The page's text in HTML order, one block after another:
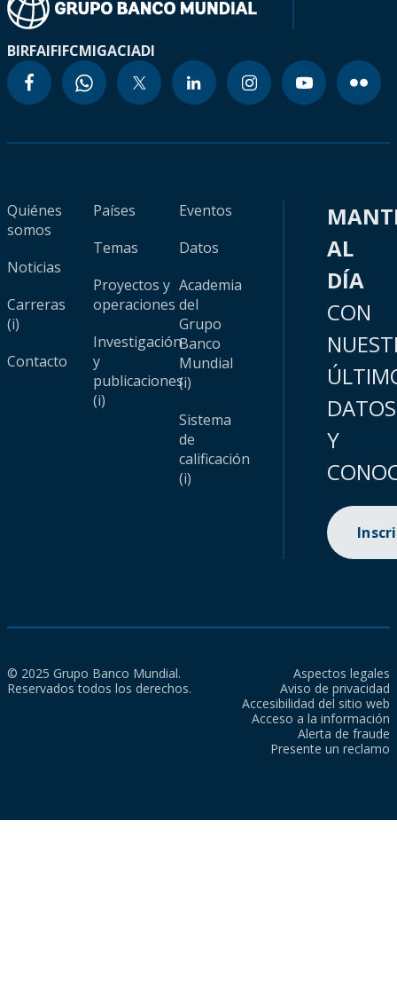
BIRFAIFIFCMIGACIADI
Quiénes
somos
Noticias
Carreras
(i)
Contacto
Países
Temas
Proyectos y
operaciones
Investigación
y
publicaciones
(i)
Eventos
Datos
Academia
del
Grupo
Banco
Mundial
(i)
Sistema
de
calificación
(i)
AL
DÍA
CON
DATOS
Y
© 2025 Grupo Banco Mundial.
Reservados todos los derechos.
Aspectos legales
Aviso de privacidad
Accesibilidad del sitio web
Acceso a la información
Alerta de fraude
Presente un reclamo